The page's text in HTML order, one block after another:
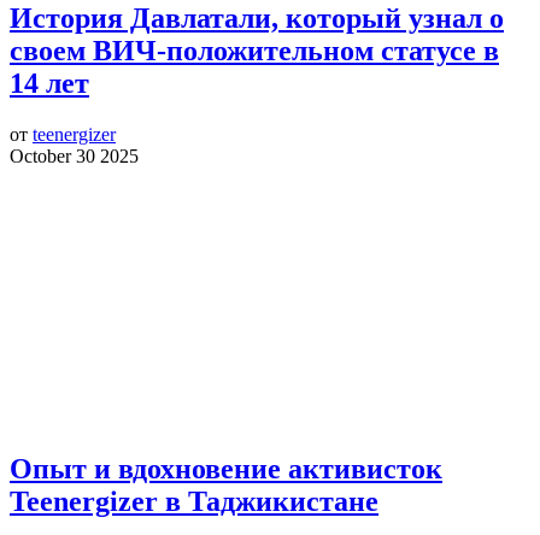
История Давлатали, который узнал о
своем ВИЧ-положительном статусе в
14 лет
от teenergizer
October 30 2025
Опыт и вдохновение активисток
Teenergizer в Таджикистане